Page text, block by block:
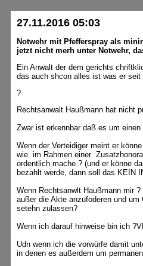
27.11.2016 05:03
Notwehr mit Pfefferspray als
jetzt nicht merh unter Notwehr,
Ein Anwalt der dem gerichts
das auch shcon alles ist was er
?
Rechtsanwalt Haußmann hat nicht
Zwar ist erkennbar daß es um
Wenn der Verteidiger meint er
wie im Rahmen einer
ordentlich mache ? (und er könne
bezahlt werde, dann soll das KEIN
Wenn Rechtsanwlt Haußmann mir
außer die Akte anzufoderen und
setehn zulassen?
Wenn ich darauf hinweise bin ich
Udn wenn ich die vorwürfe damit
in denen es außerdem um